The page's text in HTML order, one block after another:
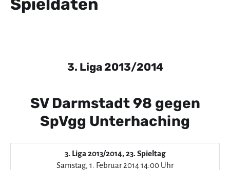
Spieldaten
3. Liga 2013/2014
SV Darmstadt 98 gegen
SpVgg Unterhaching
3. Liga 2013/2014, 23. Spieltag
Samstag, 1. Februar 2014 14:00 Uhr